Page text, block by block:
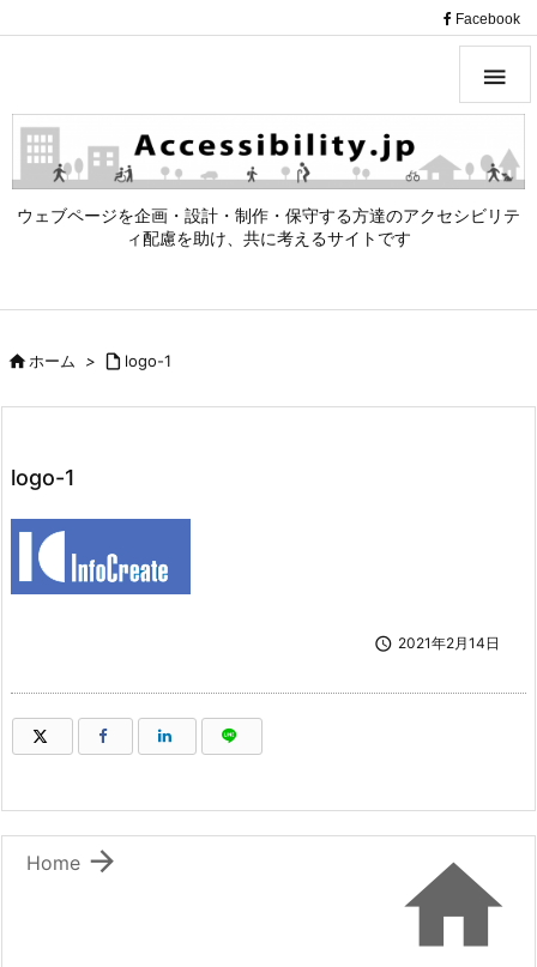
Facebook
ウェブページを企画・設計・制作・保守する方達のアクセシビリテ
ィ配慮を助け、共に考えるサイトです

ホーム >  logo-1
logo-1
 2021年2月14日
（新しいウィンドウで開きます）
（新しいウィンドウで開きます）
（新しいウィンドウで開きます）
（新しいウィンドウで開きます）


Home